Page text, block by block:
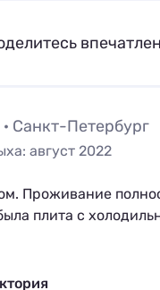
· Санкт-Петербург
август 2022
Проживание
плита с